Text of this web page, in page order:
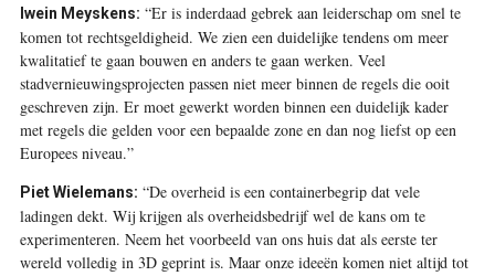
Iwein Meyskens: “Er is inderdaad gebrek aan leiderschap om snel te
komen tot rechtsgeldigheid. We zien een duidelijke tendens om meer
kwalitatief te gaan bouwen en anders te gaan werken. Veel
stadvernieuwingsprojecten passen niet meer binnen de regels die ooit
geschreven zijn. Er moet gewerkt worden binnen een duidelijk kader
met regels die gelden voor een bepaalde zone en dan nog liefst op een
Europees niveau.”
Piet Wielemans: “De overheid is een containerbegrip dat vele
ladingen dekt. Wij krijgen als overheidsbedrijf wel de kans om te
experimenteren. Neem het voorbeeld van ons huis dat als eerste ter
wereld volledig in 3D geprint is. Maar onze ideeën komen niet altijd tot